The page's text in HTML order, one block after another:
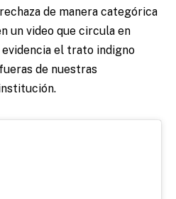
de manera categórica
un video que circula en
evidencia el trato indigno
de nuestras